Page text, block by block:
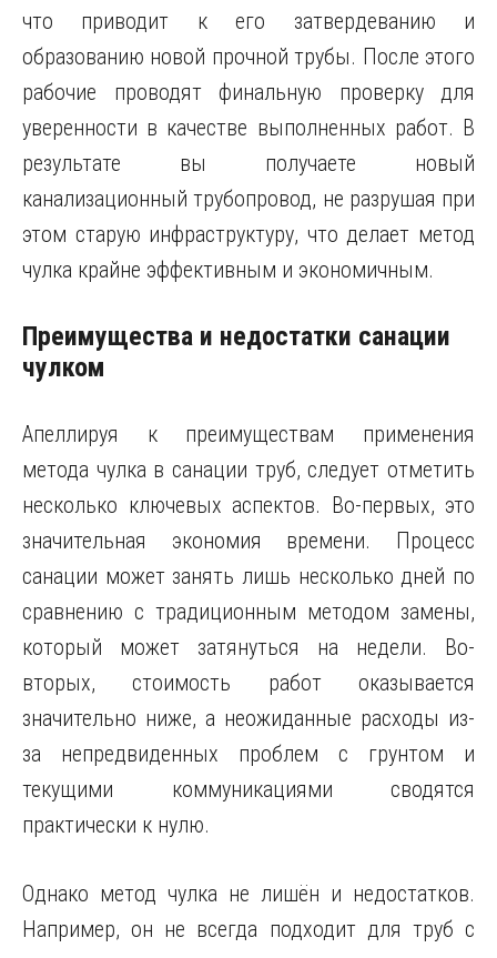
что приводит к его затвердеванию и
образованию новой прочной трубы. После этого
рабочие проводят финальную проверку для
уверенности в качестве выполненных работ. В
результате вы получаете новый
канализационный трубопровод, не разрушая при
этом старую инфраструктуру, что делает метод
чулка крайне эффективным и экономичным.
Преимущества и недостатки санации
чулком
Апеллируя к преимуществам применения
метода чулка в санации труб, следует отметить
несколько ключевых аспектов. Во-первых, это
значительная экономия времени. Процесс
санации может занять лишь несколько дней по
сравнению с традиционным методом замены,
который может затянуться на недели. Во-
вторых, стоимость работ оказывается
значительно ниже, а неожиданные расходы из-
за непредвиденных проблем с грунтом и
текущими коммуникациями сводятся
практически к нулю.
Однако метод чулка не лишён и недостатков.
Например, он не всегда подходит для труб с